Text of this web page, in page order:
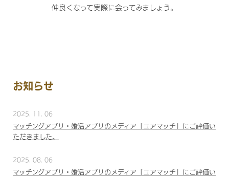
仲良くなって実際に会ってみましょう。
お知らせ
2025. 11. 06
マッチングアプリ・婚活アプリのメディア「ユアマッチ」にご評価い
ただきました。
2025. 08. 06
マッチングアプリ・婚活アプリのメディア「ユアマッチ」にご評価い